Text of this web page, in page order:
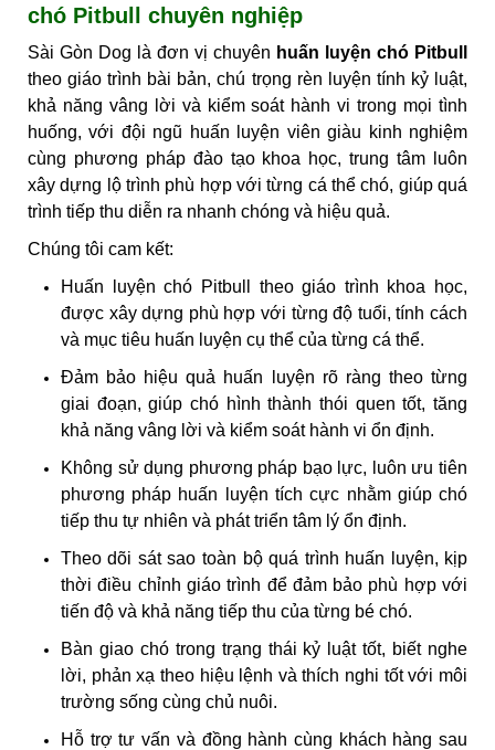
chó Pitbull chuyên nghiệp
Sài Gòn Dog là đơn vị chuyên huấn luyện chó Pitbull
theo giáo trình bài bản, chú trọng rèn luyện tính kỷ luật,
khả năng vâng lời và kiểm soát hành vi trong mọi tình
huống, với đội ngũ huấn luyện viên giàu kinh nghiệm
cùng phương pháp đào tạo khoa học, trung tâm luôn
xây dựng lộ trình phù hợp với từng cá thể chó, giúp quá
trình tiếp thu diễn ra nhanh chóng và hiệu quả.
Chúng tôi cam kết:
Huấn luyện chó Pitbull theo giáo trình khoa học,
được xây dựng phù hợp với từng độ tuổi, tính cách
và mục tiêu huấn luyện cụ thể của từng cá thể.
Đảm bảo hiệu quả huấn luyện rõ ràng theo từng
giai đoạn, giúp chó hình thành thói quen tốt, tăng
khả năng vâng lời và kiểm soát hành vi ổn định.
Không sử dụng phương pháp bạo lực, luôn ưu tiên
phương pháp huấn luyện tích cực nhằm giúp chó
tiếp thu tự nhiên và phát triển tâm lý ổn định.
Theo dõi sát sao toàn bộ quá trình huấn luyện, kịp
thời điều chỉnh giáo trình để đảm bảo phù hợp với
tiến độ và khả năng tiếp thu của từng bé chó.
Bàn giao chó trong trạng thái kỷ luật tốt, biết nghe
lời, phản xạ theo hiệu lệnh và thích nghi tốt với môi
trường sống cùng chủ nuôi.
Hỗ trợ tư vấn và đồng hành cùng khách hàng sau